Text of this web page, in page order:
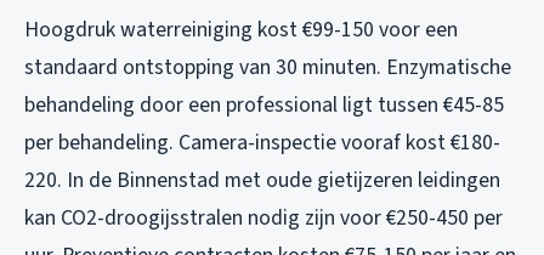
Hoogdruk waterreiniging kost €99-150 voor een
standaard ontstopping van 30 minuten. Enzymatische
behandeling door een professional ligt tussen €45-85
per behandeling. Camera-inspectie vooraf kost €180-
220. In de Binnenstad met oude gietijzeren leidingen
kan CO2-droogijsstralen nodig zijn voor €250-450 per